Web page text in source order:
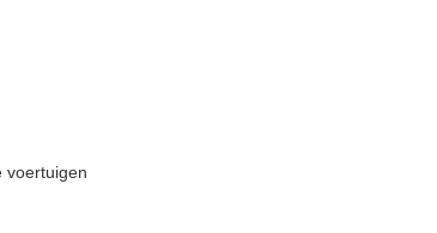
voertuigen